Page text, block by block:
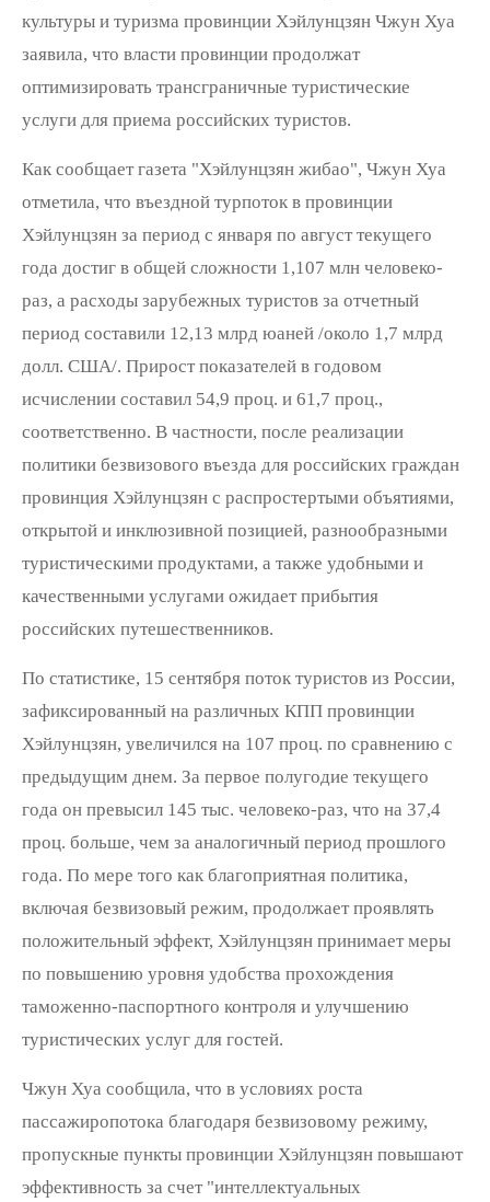
культуры и туризма провинции Хэйлунцзян Чжун Хуа
заявила, что власти провинции продолжат
оптимизировать трансграничные туристические
услуги для приема российских туристов.
Как сообщает газета "Хэйлунцзян жибао", Чжун Хуа
отметила, что въездной турпоток в провинции
Хэйлунцзян за период с января по август текущего
года достиг в общей сложности 1,107 млн человеко-
раз, а расходы зарубежных туристов за отчетный
период составили 12,13 млрд юаней /около 1,7 млрд
долл. США/. Прирост показателей в годовом
исчислении составил 54,9 проц. и 61,7 проц.,
соответственно. В частности, после реализации
политики безвизового въезда для российских граждан
провинция Хэйлунцзян с распростертыми объятиями,
открытой и инклюзивной позицией, разнообразными
туристическими продуктами, а также удобными и
качественными услугами ожидает прибытия
российских путешественников.
По статистике, 15 сентября поток туристов из России,
зафиксированный на различных КПП провинции
Хэйлунцзян, увеличился на 107 проц. по сравнению с
предыдущим днем. За первое полугодие текущего
года он превысил 145 тыс. человеко-раз, что на 37,4
проц. больше, чем за аналогичный период прошлого
года. По мере того как благоприятная политика,
включая безвизовый режим, продолжает проявлять
положительный эффект, Хэйлунцзян принимает меры
по повышению уровня удобства прохождения
таможенно-паспортного контроля и улучшению
туристических услуг для гостей.
Чжун Хуа сообщила, что в условиях роста
пассажиропотока благодаря безвизовому режиму,
пропускные пункты провинции Хэйлунцзян повышают
эффективность за счет "интеллектуальных